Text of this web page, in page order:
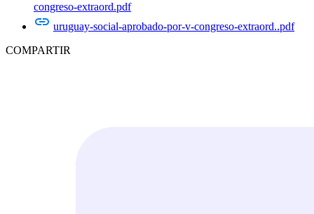
congreso-extraord.pdf
uruguay-social-aprobado-por-v-congreso-extraord..pdf
COMPARTIR